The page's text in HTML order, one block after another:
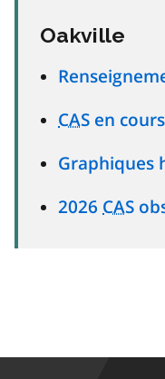
Oakville
CAS en cours
Graphiques
2026 CAS